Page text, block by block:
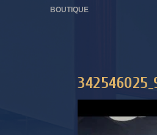
BOUTIQUE